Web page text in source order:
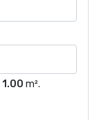
1.00 m².